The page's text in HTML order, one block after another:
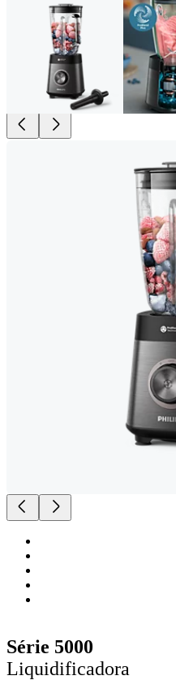
Série 5000
Liquidificadora